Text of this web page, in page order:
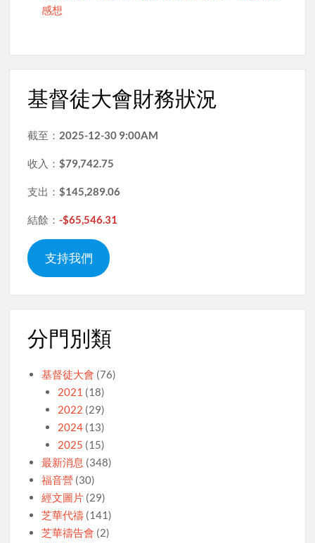
感想
基督徒大會財務狀況
截至： 2025-12-30 9:00AM
收入： $79,742.75
支出： $145,289.06
結餘：-$65,546.31
支持我們
分門別類
基督徒大會 (76)
2021 (18)
2022 (29)
2024(13)
2025 (15)
最新消息 (348)
福音營 (30)
經文圖片 (29)
芝華代禱 (141)
芝華禱告會 (2)